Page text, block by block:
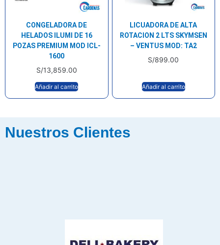
CONGELADORA DE
HELADOS ILUMI DE 16
POZAS PREMIUM MOD ICL-
1600
S/13,859.00
Añadir al carrito
LICUADORA DE ALTA
ROTACION 2 LTS SKYMSEN
– VENTUS MOD: TA2
S/899.00
Añadir al carrito
Nuestros Clientes